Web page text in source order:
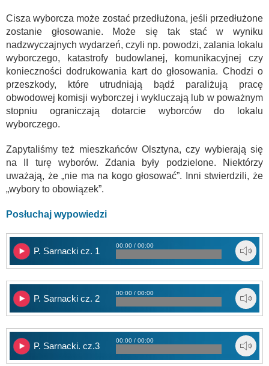
Cisza wyborcza może zostać przedłużona, jeśli przedłużone
zostanie głosowanie. Może się tak stać w wyniku
nadzwyczajnych wydarzeń, czyli np. powodzi, zalania lokalu
wyborczego, katastrofy budowlanej, komunikacyjnej czy
konieczności dodrukowania kart do głosowania. Chodzi o
przeszkody, które utrudniają bądź paraliżują pracę
obwodowej komisji wyborczej i wykluczają lub w poważnym
stopniu ograniczają dotarcie wyborców do lokalu
wyborczego.
Zapytaliśmy też mieszkańców Olsztyna, czy wybierają się
na II turę wyborów. Zdania były podzielone. Niektórzy
uważają, że „nie ma na kogo głosować”. Inni stwierdzili, że
„wybory to obowiązek”.
Posłuchaj wypowiedzi
P. Sarnacki cz. 1
00:00 / 00:00
P. Sarnacki cz. 2
00:00 / 00:00
P. Sarnacki. cz.3
00:00 / 00:00